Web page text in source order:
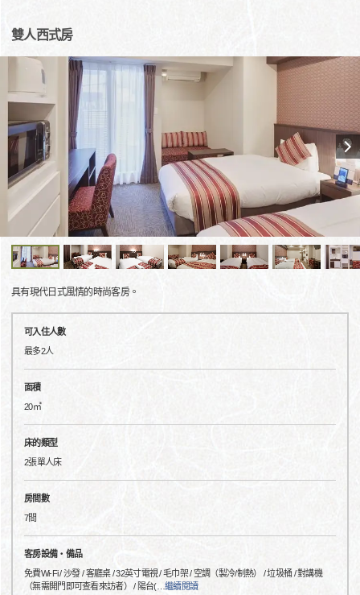
雙人西式房
具有現代日式風情的時尚客房。
可入住人數
最多2人
面積
20㎡
床的類型
2張單人床
房間數
7間
客房設備・備品
免費Wi-Fi / 沙發 / 客廳桌 / 32英寸電視 / 毛巾架 / 空調（製冷/制熱） / 垃圾桶 / 對講機
（無需開門即可查看來訪者） / 陽台(…繼續閱讀